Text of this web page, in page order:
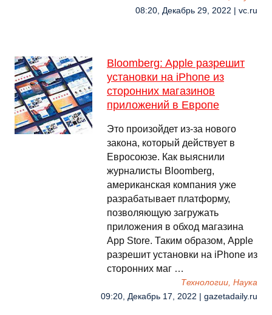
08:20, Декабрь 29, 2022 | vc.ru
Bloomberg: Apple разрешит
установки на iPhone из
сторонних магазинов
приложений в Европе
Это произойдет из-за нового
закона, который действует в
Евросоюзе. Как выяснили
журналисты Bloomberg,
американская компания уже
разрабатывает платформу,
позволяющую загружать
приложения в обход магазина
App Store. Таким образом, Apple
разрешит установки на iPhone из
сторонних маг …
Технологии, Наука
09:20, Декабрь 17, 2022 | gazetadaily.ru